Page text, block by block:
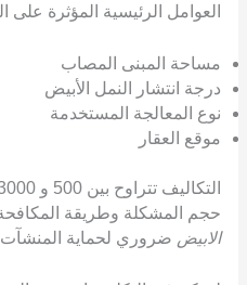
العوامل الرئيسية المؤثرة على
مساحة المبنى المصاب
درجة انتشار النمل الأبيض
نوع المعالجة المستخدمة
موقع العقار
حجم المشكلة وطريقة
الابيض ضروري لحماية